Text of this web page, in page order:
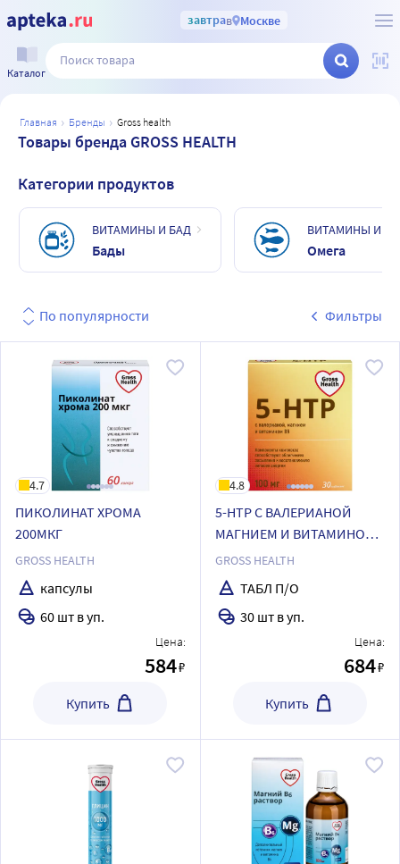
завтрав Москве
Каталог
главная бренды gross health
Товары бренда GROSS HEALTH
Категории продуктов
ВИТАМИНЫ И БАД
Бады
ВИТАМИНЫ И
Омега
По популярности Фильтры
4.7
ПИКОЛИНАТ ХРОМА
200МКГ
GROSS HEALTH
капсулы
60 шт в уп.
Цена:
584₽
Купить
4.8
5-НТР С ВАЛЕРИАНОЙ
МАГНИЕМ И ВИТАМИНОМ
В6
GROSS HEALTH
ТАБЛ П/О
30 шт в уп.
Цена:
684₽
Купить